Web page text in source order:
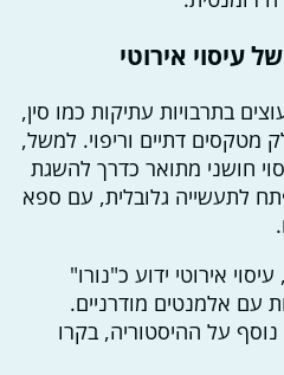
עיסוי אירוטי
בתרבויות עתיקות כמו סין,
מטקסים דתיים וריפוי. למשל,
חושני מתואר כדרך להשגת
לתעשייה גלובלית, עם ספא
עיסוי אירוטי ידוע כ"נורו"
עם אלמנטים מודרניים.
על ההיסטוריה, בקרו